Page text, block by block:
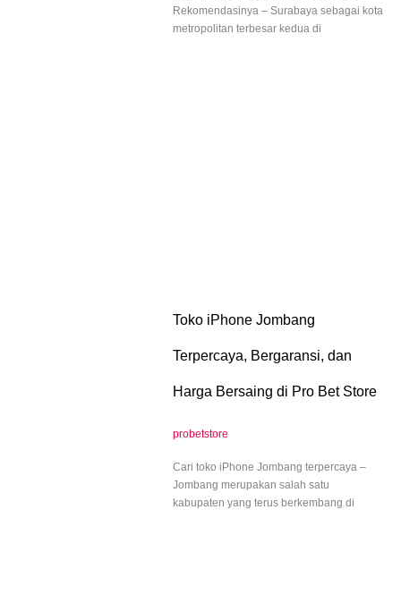
Rekomendasinya – Surabaya sebagai kota
metropolitan terbesar kedua di
Toko iPhone Jombang
Terpercaya, Bergaransi, dan
Harga Bersaing di Pro Bet Store
probetstore
Cari toko iPhone Jombang terpercaya –
Jombang merupakan salah satu
kabupaten yang terus berkembang di